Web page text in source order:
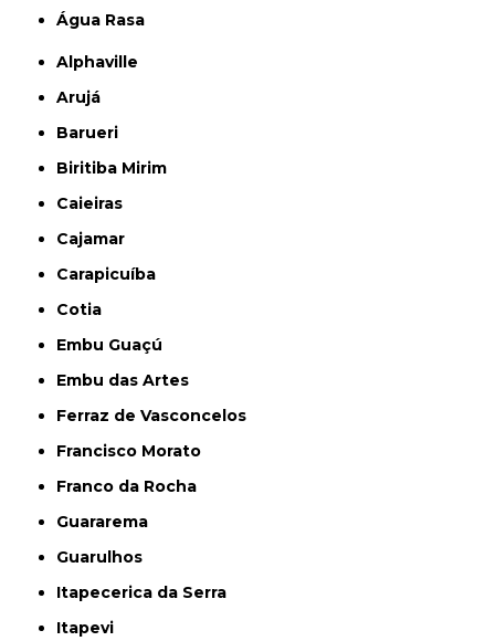
Água Rasa
Alphaville
Arujá
Barueri
Biritiba Mirim
Caieiras
Cajamar
Carapicuíba
Cotia
Embu Guaçú
Embu das Artes
Ferraz de Vasconcelos
Francisco Morato
Franco da Rocha
Guararema
Guarulhos
Itapecerica da Serra
Itapevi